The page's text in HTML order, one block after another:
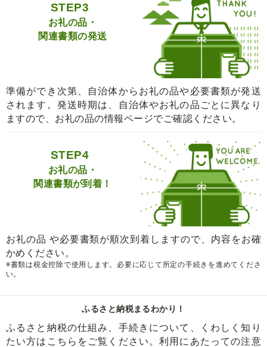
STEP3
お礼の品・
関連書類の発送
準備ができ次第、自治体からお礼の品や必要書類が発送
されます。発送時期は、自治体やお礼の品ごとに異なり
ますので、お礼の品の情報ページでご確認ください。
STEP4
お礼の品・
関連書類が到着！
お礼の品 や必要書類が順次到着しますので、内容をお確
かめください。
※書類は税金控除で使用します。必要に応じて所定の手続きを進めてくださ
い。
ふるさと納税まるわかり！
ふるさと納税の仕組み、手続きについて、くわしく知り
たい方はこちらをご覧ください。利用にあたっての注意